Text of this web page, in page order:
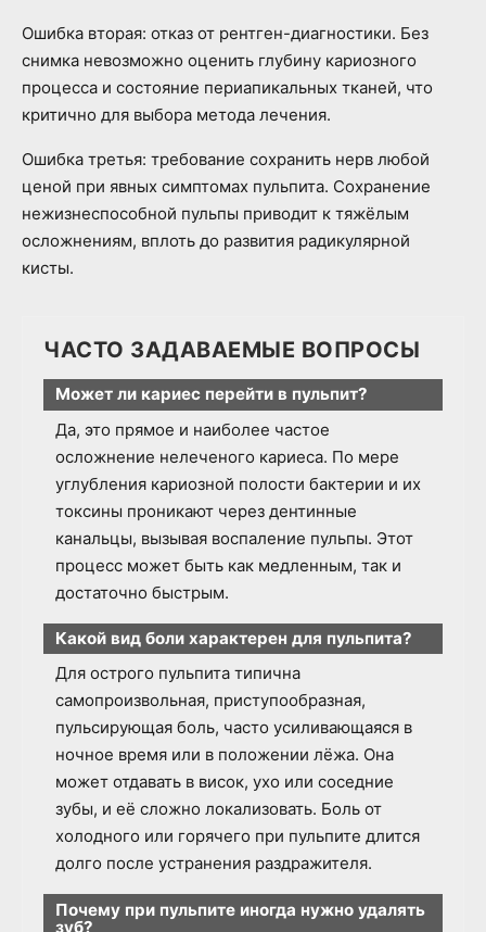
Ошибка вторая: отказ от рентген-диагностики. Без
снимка невозможно оценить глубину кариозного
процесса и состояние периапикальных тканей, что
критично для выбора метода лечения.
Ошибка третья: требование сохранить нерв любой
ценой при явных симптомах пульпита. Сохранение
нежизнеспособной пульпы приводит к тяжёлым
осложнениям, вплоть до развития радикулярной
кисты.
ЧАСТО ЗАДАВАЕМЫЕ ВОПРОСЫ
Может ли кариес перейти в пульпит?
Да, это прямое и наиболее частое
осложнение нелеченого кариеса. По мере
углубления кариозной полости бактерии и их
токсины проникают через дентинные
канальцы, вызывая воспаление пульпы. Этот
процесс может быть как медленным, так и
достаточно быстрым.
Какой вид боли характерен для пульпита?
Для острого пульпита типична
самопроизвольная, приступообразная,
пульсирующая боль, часто усиливающаяся в
ночное время или в положении лёжа. Она
может отдавать в висок, ухо или соседние
зубы, и её сложно локализовать. Боль от
холодного или горячего при пульпите длится
долго после устранения раздражителя.
Почему при пульпите иногда нужно удалять
зуб?